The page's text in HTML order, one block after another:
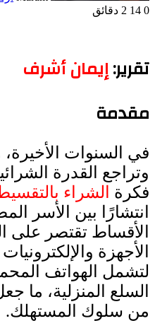
0
2 دقائق
تقرير:إيمانأشرف
مقدمة
في السنوات الأخيرة،
وتراجع القدرة
فكرة
الشراء
انتشارًا بين الأسر
الأقساط تقتصر على
الأجهزة
لتشمل الهواتف
السلع المنزلية، ما
من سلوك المستهلك.